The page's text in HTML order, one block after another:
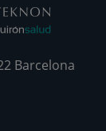
Barcelona